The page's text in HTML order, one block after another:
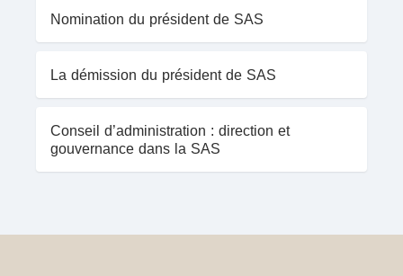
Nomination du président de SAS
La démission du président de SAS
Conseil d’administration : direction et
gouvernance dans la SAS